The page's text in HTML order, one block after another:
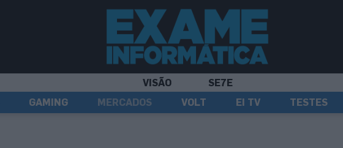
VISÃO
SE7E
GAMING MERCADOS VOLT EI TV TESTES